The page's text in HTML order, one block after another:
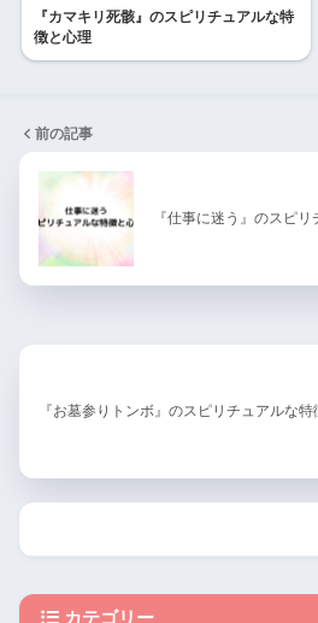
『カマキリ死骸』のスピリチュアルな特
徴と心理
前の記事
『仕事に迷う』のスピ
『お墓参りトンボ』のスピリチュアルな特
カテゴリー